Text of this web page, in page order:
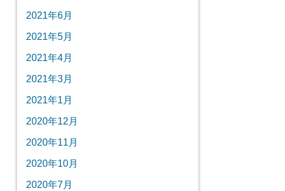
2021年6月
2021年5月
2021年4月
2021年3月
2021年1月
2020年12月
2020年11月
2020年10月
2020年7月